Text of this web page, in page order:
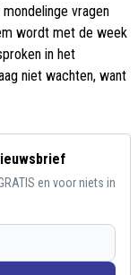
vragen
wordt met de week
in het
niet wachten, want
en voor niets in